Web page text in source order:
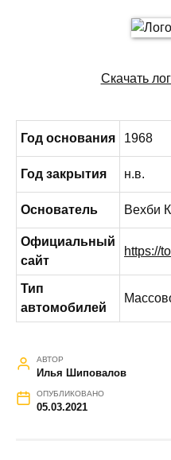
Скачать
Год основания 1968
Год закрытия н.в.
Основатель Вехби
Официальный
сайт
https://
Тип
автомобилей
АВТОР
Илья Шиповалов
ОПУБЛИКОВАНО
05.03.2021